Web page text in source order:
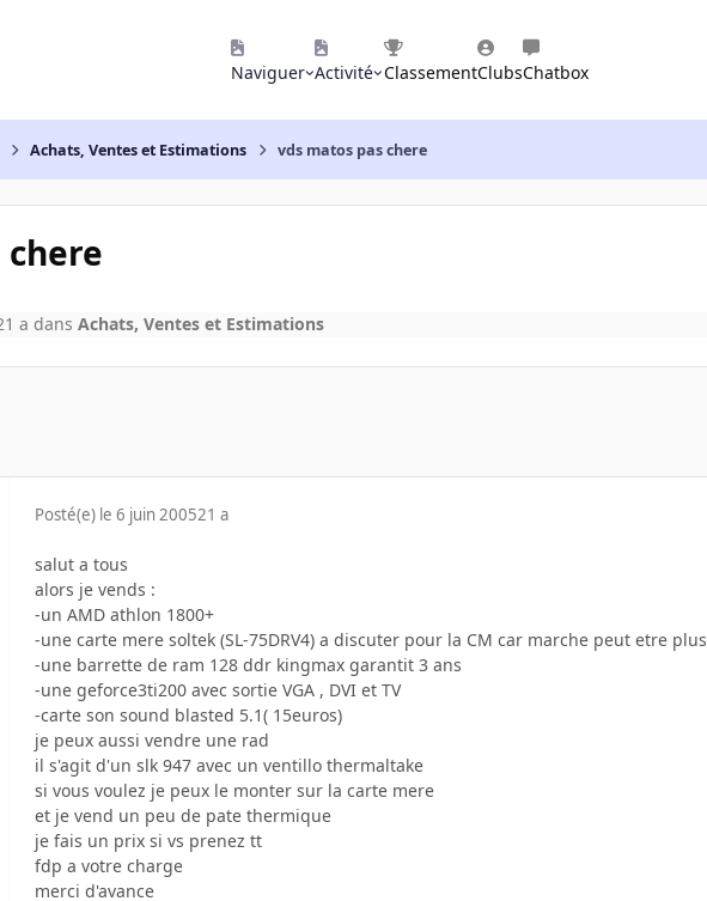
Naviguer Activité ClassementClubsChatbox
Achats, Ventes et Estimations vds matos pas chere
a dans Achats, Ventes et Estimations
Posté(e) le 6 juin 200521 a
salut a tous
alors je vends :
-un AMD athlon 1800+
-une carte mere soltek (SL-75DRV4) a discuter pour la CM car marche peut etre plus
-une barrette de ram 128 ddr kingmax garantit 3 ans
-une geforce3ti200 avec sortie VGA , DVI et TV
-carte son sound blasted 5.1( 15euros)
je peux aussi vendre une rad
il s'agit d'un slk 947 avec un ventillo thermaltake
si vous voulez je peux le monter sur la carte mere
et je vend un peu de pate thermique
je fais un prix si vs prenez tt
fdp a votre charge
merci d'avance